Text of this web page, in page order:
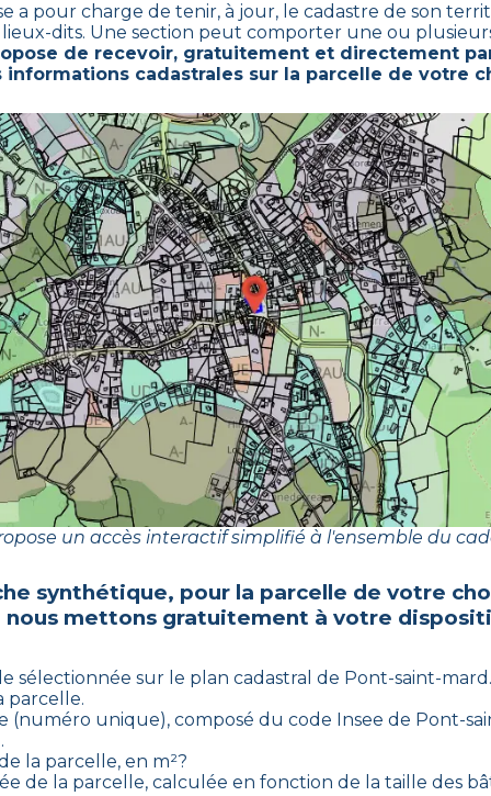
a pour charge de tenir, à jour, le cadastre de son
dits. Une section peut comporter une ou
de recevoir, gratuitement et directement
cadastrales sur la parcelle de votre
un accès interactif simplifié à l'ensemble du
synthétique, pour la parcelle de votre
nous mettons gratuitement à votre
sélectionnée sur le plan cadastral de Pont-saint-mard .
parcelle.
(numéro unique), composé du code Insee de Pont-
la parcelle, en m²?
de la parcelle, calculée en fonction de la taille des